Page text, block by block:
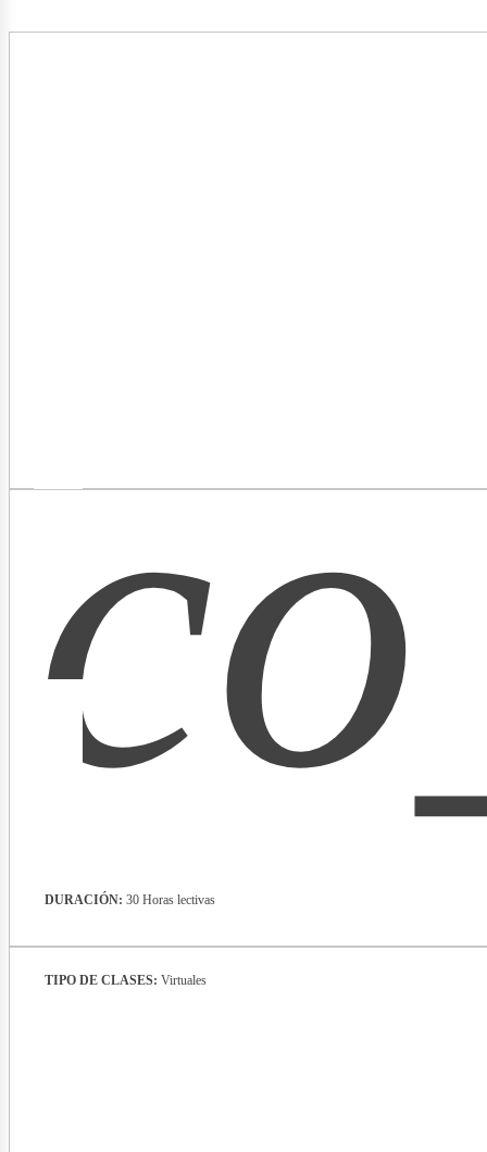
TIPO DE CLASES: Virtuales
DURACIÓN: 30 Horas lectivas